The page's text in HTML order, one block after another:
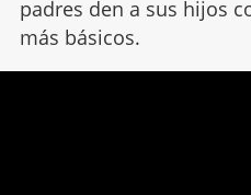
padres den a sus hijos
más básicos.